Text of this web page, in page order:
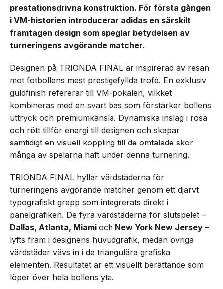
prestationsdrivna konstruktion. För första gången
i VM-historien introducerar adidas en särskilt
framtagen design som speglar betydelsen av
turneringens avgörande matcher.
Designen på TRIONDA FINAL är inspirerad av resan
mot fotbollens mest prestigefyllda trofé. En exklusiv
guldfinish refererar till VM-pokalen, vilkket
kombineras med en svart bas som förstärker bollens
uttryck och premiumkänsla. Dynamiska inslag i rosa
och rött tillför energi till designen och skapar
samtidigt en visuell koppling till de omtalade skor
många av spelarna haft under denna turnering.
TRIONDA FINAL hyllar värdstäderna för
turneringens avgörande matcher genom ett djärvt
typografiskt grepp som integrerats direkt i
panelgrafiken. De fyra värdstäderna för slutspelet –
Dallas, Atlanta, Miami och New York New Jersey –
lyfts fram i designens huvudgrafik, medan övriga
värdstäder vävs in i de triangulära grafiska
elementen. Resultatet är ett visuellt berättande som
löper över hela bollens yta.